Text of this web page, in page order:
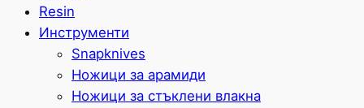
Resin
Инструменти
Snapknives
Ножици за арамиди
Ножици за стъклени влакна